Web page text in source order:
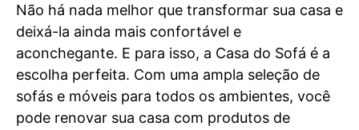
Não há nada melhor que transformar sua casa e
deixá-la ainda mais confortável e
aconchegante. E para isso, a Casa do Sofá é a
escolha perfeita. Com uma ampla seleção de
sofás e móveis para todos os ambientes, você
pode renovar sua casa com produtos de